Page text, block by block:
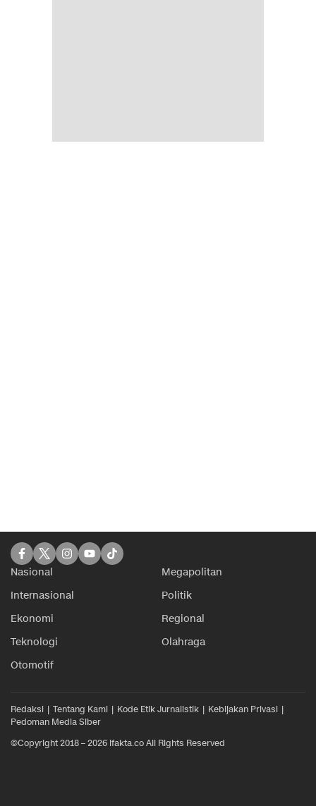
Nasional
Megapolitan
Internasional
Politik
Ekonomi
Regional
Teknologi
Olahraga
Otomotif
Redaksi Tentang Kami Kode Etik Jurnalistik
Kebijakan Privasi
Pedoman Media Siber
©Copyright 2018 – 2026 ifakta.co All Rights Reserved